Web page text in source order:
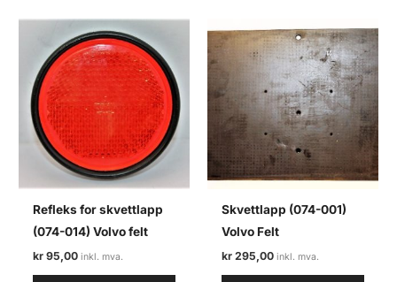
Refleks for skvettlapp
(074-014) Volvo felt
kr 95,00
Skvettlapp (074-001)
Volvo Felt
kr 295,00